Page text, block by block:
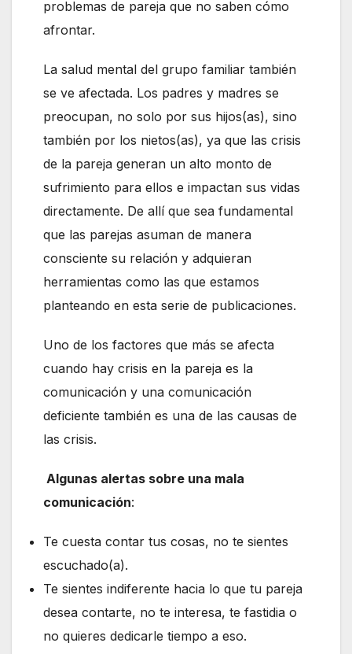
problemas de pareja que no saben cómo
afrontar.
La salud mental del grupo familiar también
se ve afectada. Los padres y madres se
preocupan, no solo por sus hijos(as), sino
también por los nietos(as), ya que las crisis
de la pareja generan un alto monto de
sufrimiento para ellos e impactan sus vidas
directamente. De allí que sea fundamental
que las parejas asuman de manera
consciente su relación y adquieran
herramientas como las que estamos
planteando en esta serie de publicaciones.
Uno de los factores que más se afecta
cuando hay crisis en la pareja es la
comunicación y una comunicación
deficiente también es una de las causas de
las crisis.
Algunas alertas sobre una mala
comunicación:
Te cuesta contar tus cosas, no te sientes
escuchado(a).
Te sientes indiferente hacia lo que tu pareja
desea contarte, no te interesa, te fastidia o
no quieres dedicarle tiempo a eso.